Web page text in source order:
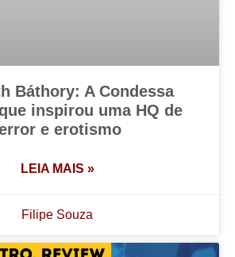
Báthory: A Condessa
inspirou uma HQ de
e erotismo
LEIA MAIS »
Filipe Souza